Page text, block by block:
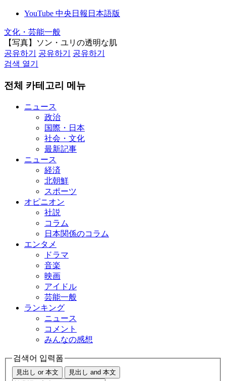
YouTube 中央日報日本語版
文化・芸能一般
【写真】ソン・ユリの透明な肌
공유하기
공유하기
공유하기
검색 열기
전체 카테고리 메뉴
ニュース
政治
国際・日本
社会・文化
最新記事
ニュース
経済
北朝鮮
スポーツ
オピニオン
社説
コラム
日本関係のコラム
エンタメ
ドラマ
音楽
映画
アイドル
芸能一般
ランキング
ニュース
コメント
みんなの感想
검색어 입력폼
見出し or 本文 見出し and 本文